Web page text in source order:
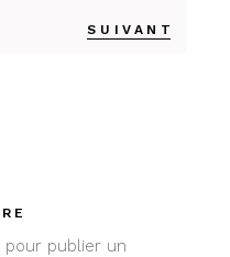
SUIVANT
pour publier un